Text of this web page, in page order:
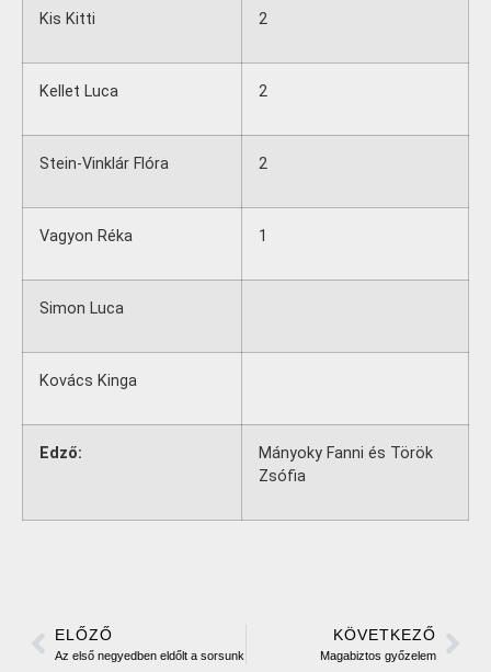
Kis Kitti 2
Kellet Luca 2
Stein-Vinklár Flóra 2
Vagyon Réka 1
Simon Luca
Kovács Kinga
Edző:
Mányoky Fanni és Török
Zsófia
ELŐZŐ
Az első negyedben eldőlt a sorsunk
KÖVETKEZŐ
Magabiztos győzelem